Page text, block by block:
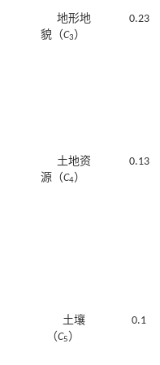
地形地
貌（C3）
0.23
土地资
源（C4）
0.13
土壤
（C5）
0.1